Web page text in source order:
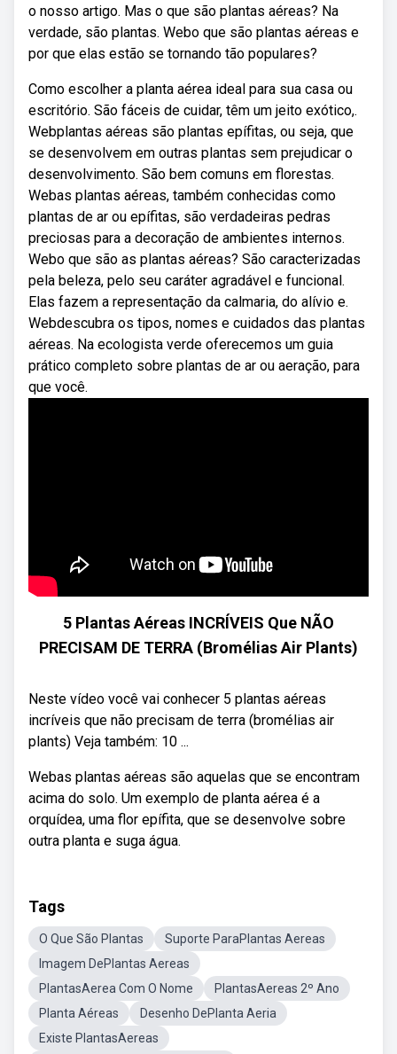
o nosso artigo. Mas o que são plantas aéreas? Na
verdade, são plantas. Webo que são plantas aéreas e
por que elas estão se tornando tão populares?
Como escolher a planta aérea ideal para sua casa ou
escritório. São fáceis de cuidar, têm um jeito exótico,.
Webplantas aéreas são plantas epífitas, ou seja, que
se desenvolvem em outras plantas sem prejudicar o
desenvolvimento. São bem comuns em florestas.
Webas plantas aéreas, também conhecidas como
plantas de ar ou epífitas, são verdadeiras pedras
preciosas para a decoração de ambientes internos.
Webo que são as plantas aéreas? São caracterizadas
pela beleza, pelo seu caráter agradável e funcional.
Elas fazem a representação da calmaria, do alívio e.
Webdescubra os tipos, nomes e cuidados das plantas
aéreas. Na ecologista verde oferecemos um guia
prático completo sobre plantas de ar ou aeração, para
que você.
5 Plantas Aéreas INCRÍVEIS Que NÃO
PRECISAM DE TERRA (Bromélias Air Plants)
Neste vídeo você vai conhecer 5 plantas aéreas
incríveis que não precisam de terra (bromélias air
plants) Veja também: 10 ...
Webas plantas aéreas são aquelas que se encontram
acima do solo. Um exemplo de planta aérea é a
orquídea, uma flor epífita, que se desenvolve sobre
outra planta e suga água.
Tags
O Que São Plantas
Suporte ParaPlantas Aereas
Imagem DePlantas Aereas
PlantasAerea Com O Nome
PlantasAereas 2º Ano
Planta Aéreas
Desenho DePlanta Aeria
Existe PlantasAereas